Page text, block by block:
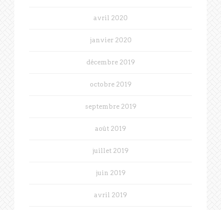
avril 2020
janvier 2020
décembre 2019
octobre 2019
septembre 2019
août 2019
juillet 2019
juin 2019
avril 2019